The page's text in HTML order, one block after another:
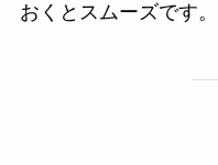
おくとスムーズです。